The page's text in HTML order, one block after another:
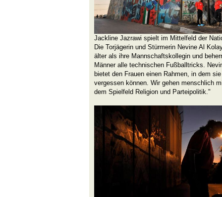
Jackline Jazrawi spielt im Mittelfeld der
Die Torjägerin und Stürmerin Nevine Al
älter als ihre Mannschaftskollegin und
Männer alle technischen Fußballtricks.
bietet den Frauen einen Rahmen, in dem
vergessen können. Wir gehen menschlich
dem Spielfeld Religion und Parteipolitik."